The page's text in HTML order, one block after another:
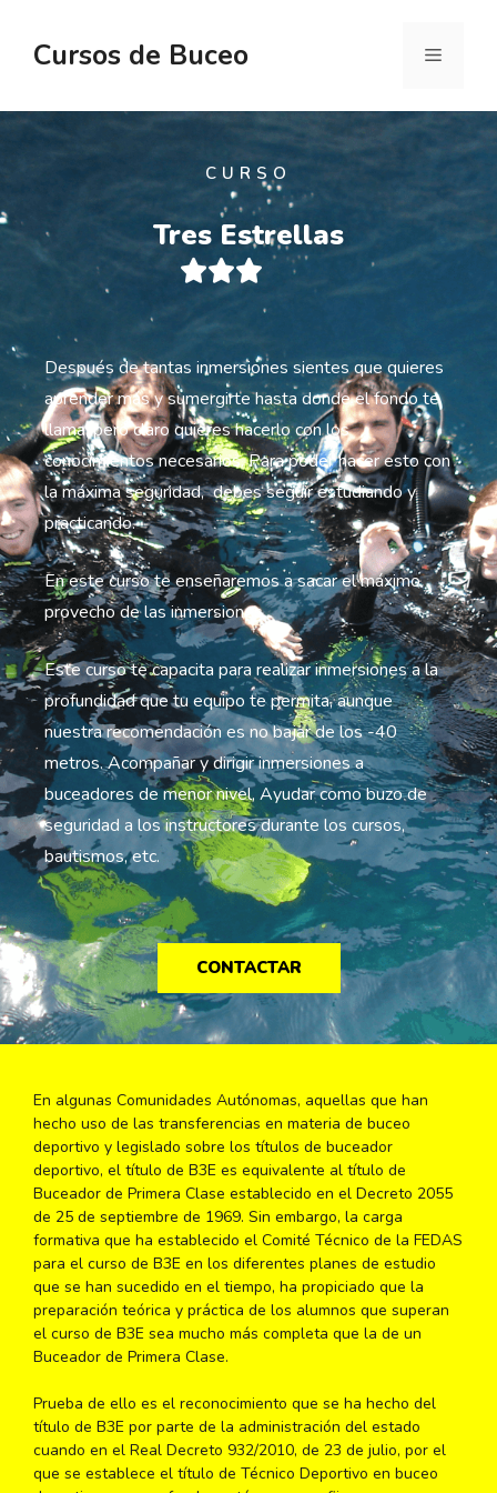
Cursos de Buceo
CURSO
Tres Estrellas
 
Después de tantas inmersiones sientes que quieres
aprender más y sumergirte hasta donde el fondo te
llama, pero claro quieres hacerlo con los
conocimientos necesarios. Para poder hacer esto con
la máxima seguridad, debes seguir estudiando y
practicando.
En este curso te enseñaremos a sacar el máximo
provecho de las inmersiones.
Este curso te capacita para realizar inmersiones a la
profundidad que tu equipo te permita, aunque
nuestra recomendación es no bajar de los -40
metros. Acompañar y dirigir inmersiones a
buceadores de menor nivel, Ayudar como buzo de
seguridad a los instructores durante los cursos,
bautismos, etc.
CONTACTAR
En algunas Comunidades Autónomas, aquellas que han
hecho uso de las transferencias en materia de buceo
deportivo y legislado sobre los títulos de buceador
deportivo, el título de B3E es equivalente al título de
Buceador de Primera Clase establecido en el Decreto 2055
de 25 de septiembre de 1969. Sin embargo, la carga
formativa que ha establecido el Comité Técnico de la FEDAS
para el curso de B3E en los diferentes planes de estudio
que se han sucedido en el tiempo, ha propiciado que la
preparación teórica y práctica de los alumnos que superan
el curso de B3E sea mucho más completa que la de un
Buceador de Primera Clase.
Prueba de ello es el reconocimiento que se ha hecho del
título de B3E por parte de la administración del estado
cuando en el Real Decreto 932/2010, de 23 de julio, por el
que se establece el título de Técnico Deportivo en buceo